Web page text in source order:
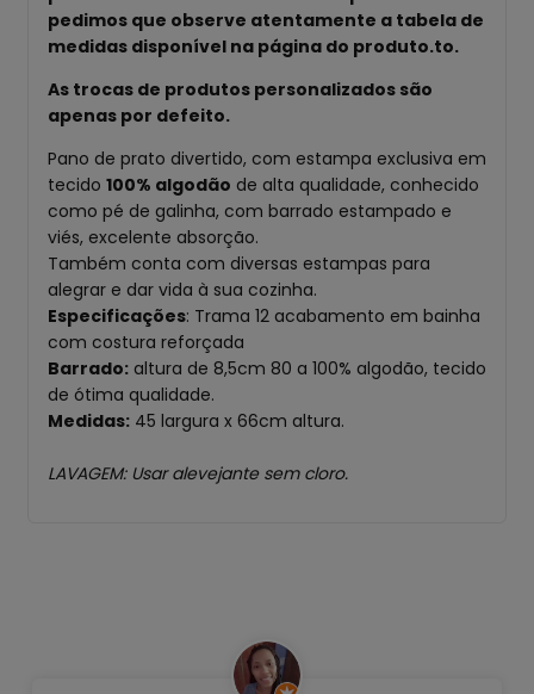
pedimos que observe atentamente a tabela de
medidas disponível na página do produto.to.
As trocas de produtos personalizados são
apenas por defeito.
Pano de prato divertido, com estampa exclusiva em
tecido 100% algodão de alta qualidade, conhecido
como pé de galinha, com barrado estampado e
viés, excelente absorção.
Também conta com diversas estampas para
alegrar e dar vida à sua cozinha.
Especificações: Trama 12 acabamento em bainha
com costura reforçada
Barrado: altura de 8,5cm 80 a 100% algodão, tecido
de ótima qualidade.
Medidas: 45 largura x 66cm altura.
LAVAGEM: Usar alevejante sem cloro.